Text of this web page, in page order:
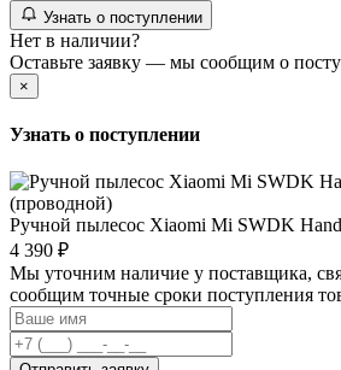
Узнать о поступлении
Нет в наличии?
Оставьте заявку — мы сообщим о
×
Узнать о поступлении
Ручной пылесос Xiaomi Mi SWDK
4 390 ₽
Мы уточним наличие у поставщика,
сообщим точные сроки поступления